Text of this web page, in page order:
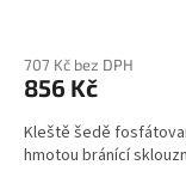
707 Kč bez DPH
856 Kč
Kleště šedě
hmotou bránící